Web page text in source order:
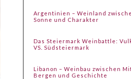
Argentinien – Weinland
Sonne und Charakter
Das Steiermark Weinbattle:
VS. Südsteiermark
Libanon – Weinbau zwischen
Bergen und Geschichte